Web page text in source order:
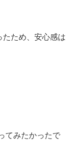
ため、安心感は
みたかったで